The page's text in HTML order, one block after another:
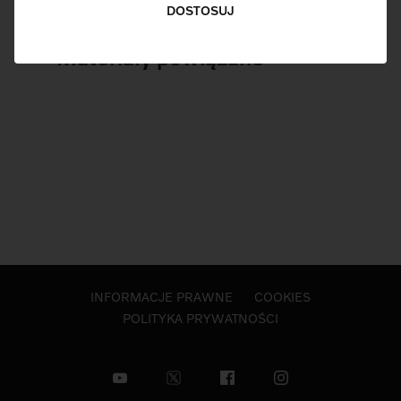
DOSTOSUJ
Materiały powiązane
INFORMACJE PRAWNE
COOKIES
POLITYKA PRYWATNOŚCI